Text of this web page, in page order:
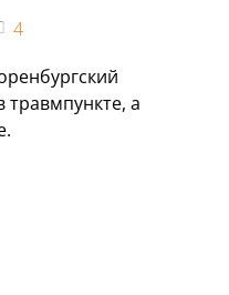
4
травмпункте, а